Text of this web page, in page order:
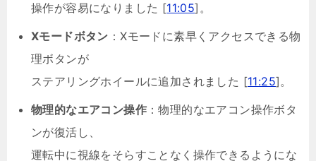
操作が容易になりました [11:05]。
Xモードボタン ：Xモードに素早くアクセスできる物
理ボタンが
ステアリングホイールに追加されました [11:25]。
物理的なエアコン操作 ：物理的なエアコン操作ボタ
ンが復活し、
運転中に視線をそらすことなく操作できるようにな